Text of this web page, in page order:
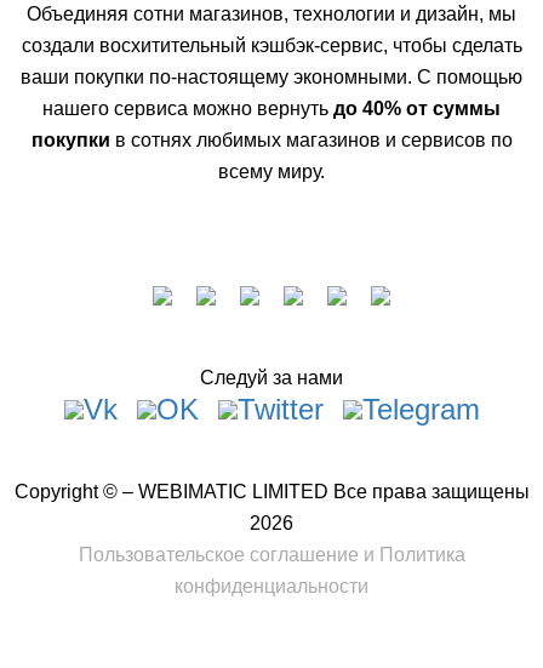
Объединяя сотни магазинов, технологии и дизайн, мы
создали восхитительный кэшбэк-сервис, чтобы сделать
ваши покупки по-настоящему экономными. С помощью
нашего сервиса можно вернуть до 40% от суммы
покупки в сотнях любимых магазинов и сервисов по
всему миру.
Следуй за нами
Copyright © – WEBIMATIC LIMITED Все права защищены
2026
Пользовательское соглашение и Политика
конфиденциальности